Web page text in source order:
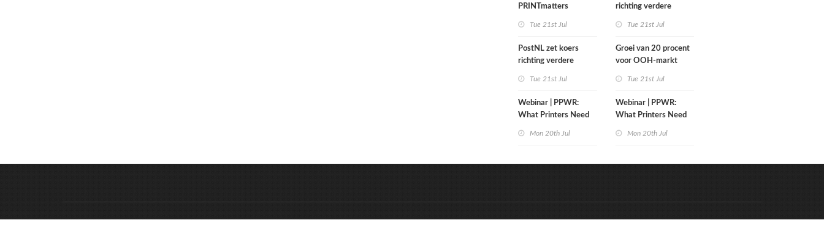
PRINTmatters
Tue 21st Jul
PostNL zet koers
richting verdere
hun klanten betalen
de rekening
Tue 21st Jul
Webinar | PPWR:
What Printers Need
Mon 20th Jul
richting verdere
hun klanten betalen
de rekening
Tue 21st Jul
Groei van 20 procent
voor OOH-markt
Tue 21st Jul
Webinar | PPWR:
What Printers Need
Mon 20th Jul